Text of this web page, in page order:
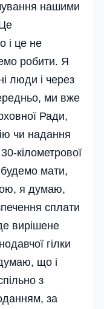
нашими
і це не
робити. Я
люди і через
ми вже
Ради,
чи надання
кілометрової
мати,
я думаю,
сплати
вирішене
гілки
що і
з
за